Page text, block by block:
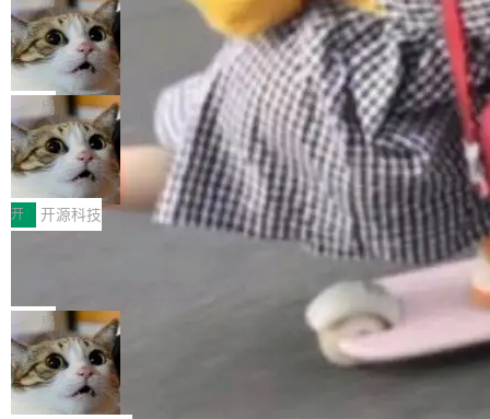
现实 过去两年，CIO们的焦虑清单上多了两项：
一是如何让大模型和智能体应用安全地从PoC走
向生产，二是如何让测试团队跟得上AI应用...
设置，如果用布尔值 + 可空字段来表示——bool
ean 表示是否可切换，nullable 的默认模式、浅
色方案、深色方案——会产生大量无意义的组
合。方案缺了、配置冲突了、全 null 了。要知道
哪些组合有效，作者说，你得靠"文档、校验、或
者部落知识"。 换个写法。Rust 的 enum，两个
变体：Switchable...
个"AI 知识库 + 聊天机器人"——每个大厂都在
做，没什么新鲜的。 但 Kenton Varda 在 Twitte
r 上把事情说清楚了： 今天我们发布了 Cloudfla
re OS，一个带连接器的聊天机器人，跟其他所
有科技公司做的一样。只不过，实际上它不一
样。这是 Sandstorm.io 的重制版，我十年前的
那个创业公司。不同的是，这次它构建在 Cloudf
lare Workers 上——我花了九年时间搭建的平台
——并且深度集成了 AI。这基本上是我十年秘密
Deno 团队开源 Celld，可自托管的分
布式 Durable Objects
Ryan Dahl 领导的 Deno 团队推出了最新开源项
目 Celld，一个能在自己机器上运行 Cloudflare
Workers 和 Durable Objects 的守护进程。 设
计思路很直接：每个对象是一个独立的 SQLite
数据库，按名称寻址，复制到你自己的 S3 兼容
存储库里。节点之间只通过这个存储库协调——
没有控制平面，没有共识协议。每个对象自带一
个小型数据库，应用天然按分片构建，单个数据
库的竞争和爆炸半径问题在设计层面就被消除
了。 闲置的 cell 会休眠到几乎不占资源。当 cel
l 迁移或唤醒时，新宿主从 S3 恢复 SQLite 数据
库继续执行。存储库是持久化的唯一真相...
局
鲁大师7月新机性能/流畅/AI榜：vivo夺
性能、流畅双第一，三星Galaxy Z系列
新折叠缺席
2026年7月的手机市场，由于存储等硬件成本暴
增，手机厂商的日子也不好过啊，新机速度明显
放缓，因此硝烟味淡了许多。新机参数规格除开
高价的三星折叠（三星Galaxy Z Fold8 Ultra / Z
Fold8 / Z Flip8）外，其余要么是中低端机器，
例如iQOO Z11i、REDMI Note 17、REDMI No
te 17 Pro、OPPO K15，要么是vivo X300 E这
样的次旗舰。 Galaxy Z Fold8 Ultra / Z Fold8 /
Z Flip8三款折叠屏新机均在7月22日发布，且全
开 开源科技
Zed 编辑器团队发布了新项目——DeltaDB，一
个在 git commit 之间记录每一次编辑操作的版
本控制系统。目前处于 Early Access 阶段。 De
ltaDB 的核心思路直接写在 landing page 最显
眼的位置：「Software is made between com
局
SpaceXAI 单季资本开支达 183 亿美元
根据风险投资人Tomer Tunguz 博客（VC 分